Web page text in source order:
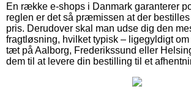
En række e-shops i Danmark garanterer
reglen er det så præmissen at der
pris. Derudover skal man udse dig den
fragtløsning, hvilket typisk – ligegyldigt
tæt på Aalborg, Frederikssund eller
dem til at levere din bestilling til et